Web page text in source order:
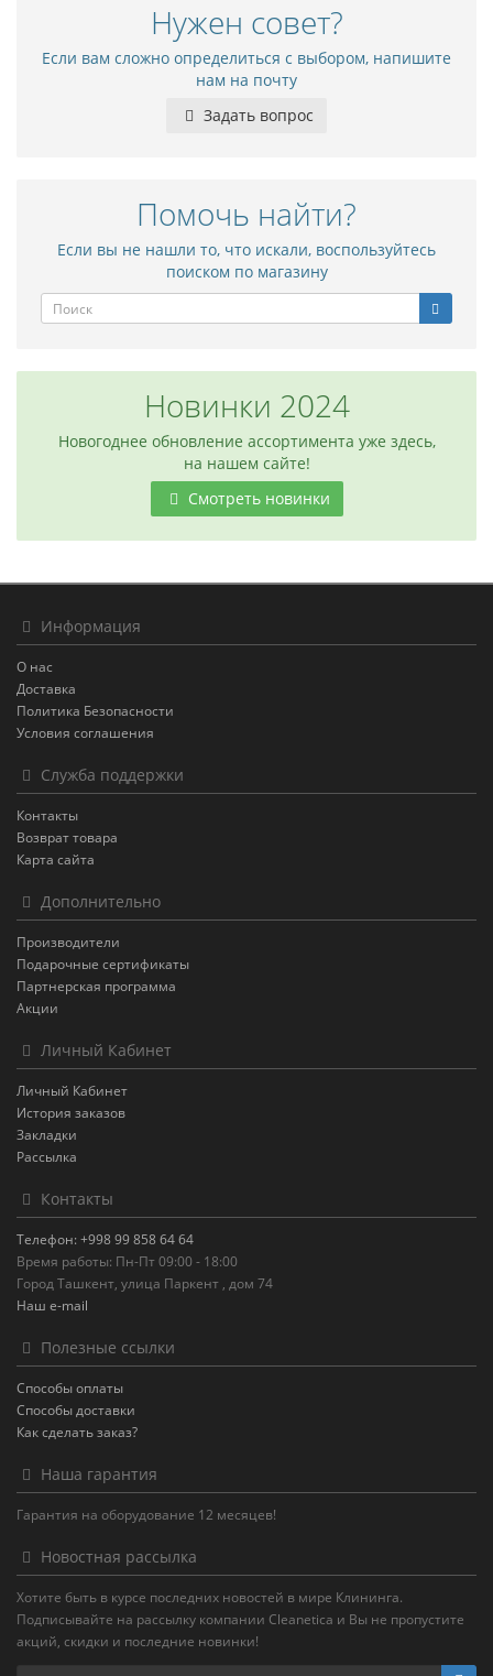
Нужен совет?
Если вам сложно определиться с выбором, напишите
нам на почту
Задать вопрос
Помочь найти?
Если вы не нашли то, что искали, воспользуйтесь
поиском по магазину
Новинки 2024
Новогоднее обновление ассортимента уже здесь,
на нашем сайте!
Смотреть новинки
Информация
О нас
Доставка
Политика Безопасности
Условия соглашения
Служба поддержки
Контакты
Возврат товара
Карта сайта
Дополнительно
Производители
Подарочные сертификаты
Партнерская программа
Акции
Личный Кабинет
Личный Кабинет
История заказов
Закладки
Рассылка
Контакты
Телефон: +998 99 858 64 64
Время работы: Пн-Пт 09:00 - 18:00
Город Ташкент, улица Паркент , дом 74
Наш e-mail
Полезные ссылки
Способы оплаты
Способы доставки
Как сделать заказ?
Наша гарантия
Гарантия на оборудование 12 месяцев!
Новостная рассылка
Хотите быть в курсе последних новостей в мире Клининга.
Подписывайте на рассылку компании Cleanetica и Вы не пропустите
акций, скидки и последние новинки!